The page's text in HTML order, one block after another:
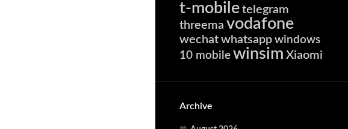
t-mobile telegram
threema vodafone
wechat whatsapp windows
10 mobile winsim Xiaomi
Archive